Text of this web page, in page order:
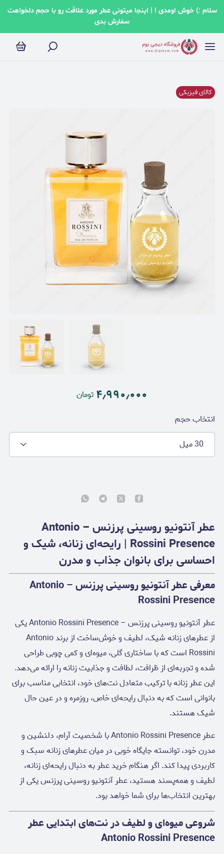
سلام :) خوش اومدی ! | اینجا میتونی عطر مورد علاقت رو با حجم دلخواهت
سفارش بدی
کالای فیزیکی
۴٫۹۹۰٫۰۰۰ تومان
انتخاب حجم
30 میل
عطر آنتونیو روسینی پرزنس – Antonio
Rossini Presence | رایحه‌ای زنانه، شیک و
احساسی برای بانوان جذاب و مدرن
معرفی عطر آنتونیو روسینی پرزنس – Antonio
Rossini Presence
عطر آنتونیو روسینی پرزنس – Antonio Rossini Presence یکی
از عطرهای زنانه شیک، لطیف و خوش‌ساخت از برند Antonio
Rossini است که با ساختاری گلی، میوه‌ای و کمی چوبی طراحی
شده و تجربه‌ای از ظرافت، لطافت و جذابیت زنانه را ارائه می‌دهد.
این عطر زنانه با ترکیب متعادل نت‌های خود، انتخابی مناسب برای
بانوانی است که به دنبال رایحه‌ای خاص، روزمره و در عین حال
شیک هستند.
عطر Antonio Rossini Presence با شخصیت آرام، دلنشین و
مدرن خود، توانسته جایگاه خوبی در میان عطرهای زنانه سبک و
کاربردی پیدا کند. اگر هنگام خرید عطر به دنبال رایحه‌ای زنانه،
لطیف و همه‌پسند هستید، عطر آنتونیو روسینی پرزنس یکی از
بهترین انتخاب‌ها برای شما خواهد بود.
شروعی میوه‌ای و لطیف در نت‌های ابتدایی عطر
Antonio Rossini Presence